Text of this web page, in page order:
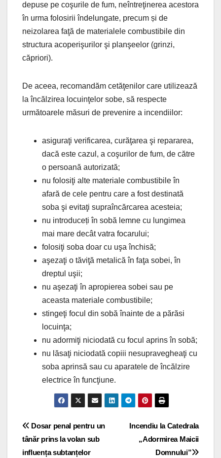
depuse pe coşurile de fum, neîntreţinerea acestora
în urma folosirii îndelungate, precum și de
neizolarea faţă de materialele combustibile din
structura acoperişurilor şi planşeelor (grinzi,
căpriori).
De aceea, recomandăm cetăţenilor care utilizează
la încălzirea locuinţelor sobe, să respecte
următoarele măsuri de prevenire a incendiilor:
asiguraţi verificarea, curăţarea şi repararea,
dacă este cazul, a coşurilor de fum, de către
o persoană autorizată;
nu folosiţi alte materiale combustibile în
afară de cele pentru care a fost destinată
soba şi evitaţi supraîncărcarea acesteia;
nu introduceți în sobă lemne cu lungimea
mai mare decât vatra focarului;
folosiţi soba doar cu uşa închisă;
aşezaţi o tăviţă metalică în faţa sobei, în
dreptul uşii;
nu aşezaţi în apropierea sobei sau pe
aceasta materiale combustibile;
stingeţi focul din sobă înainte de a părăsi
locuinţa;
nu adormiţi niciodată cu focul aprins în sobă;
nu lăsaţi niciodată copiii nesupravegheaţi cu
soba aprinsă sau cu aparatele de încălzire
electrice în funcţiune.
Navigare
în
Incendiu la Catedrala
„Adormirea Maicii
Domnului”
Dosar penal pentru un
tânăr prins la volan sub
influența subtanțelor